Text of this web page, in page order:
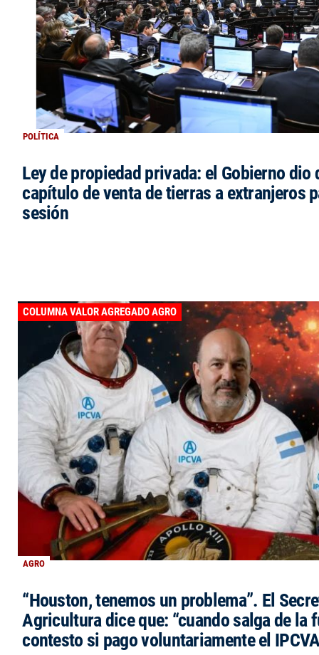
POLÍTICA
Ley de propiedad privada: el Gobierno dio
capítulo de venta de tierras a extranjeros
sesión
AGRO
COLUMNA VALOR AGREGADO AGRO
“Houston, tenemos un problema”. El
Agricultura dice que: “cuando salga de la
contesto si pago voluntariamente el